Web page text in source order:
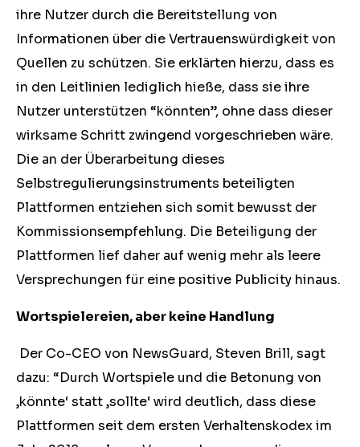
ihre Nutzer durch die Bereitstellung von
Informationen über die Vertrauenswürdigkeit von
Quellen zu schützen. Sie erklärten hierzu, dass es
in den Leitlinien lediglich hieße, dass sie ihre
Nutzer unterstützen “könnten”, ohne dass dieser
wirksame Schritt zwingend vorgeschrieben wäre.
Die an der Überarbeitung dieses
Selbstregulierungsinstruments beteiligten
Plattformen entziehen sich somit bewusst der
Kommissionsempfehlung. Die Beteiligung der
Plattformen lief daher auf wenig mehr als leere
Versprechungen für eine positive Publicity hinaus.
Wortspielereien, aber keine Handlung
Der Co-CEO von NewsGuard, Steven Brill, sagt
dazu: “Durch Wortspiele und die Betonung von
‚könnte‘ statt ‚sollte‘ wird deutlich, dass diese
Plattformen seit dem ersten Verhaltenskodex im